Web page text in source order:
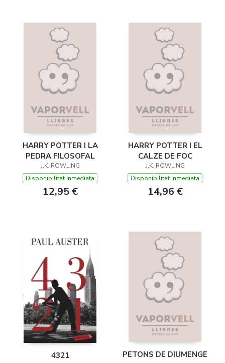
HARRY POTTER I LA
PEDRA FILOSOFAL
J.K. ROWLING
Disponibilitat inmediata
12,95 €
HARRY POTTER I EL
CALZE DE FOC
J.K. ROWLING
Disponibilitat inmediata
14,96 €
4321 PETONS DE DIUMENGE